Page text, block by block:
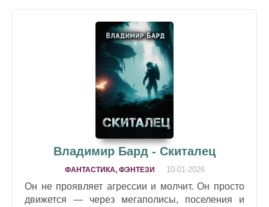
Владимир Бард - Скиталец
ФАНТАСТИКА, ФЭНТЕЗИ 10-01-2026
Он не проявляет агрессии и молчит. Он просто
движется — через мегаполисы, поселения и